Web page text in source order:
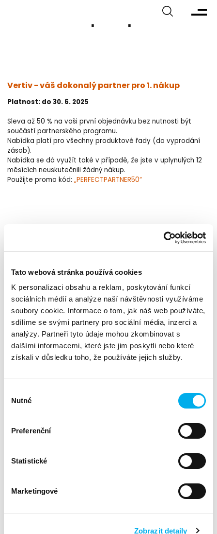
Tato webová stránka používá cookies
K personalizaci obsahu a reklam, poskytování funkcí
sociálních médií a analýze naší návštěvnosti využíváme
soubory cookie. Informace o tom, jak náš web používáte,
sdílíme se svými partnery pro sociální média, inzerci a
analýzy. Partneři tyto údaje mohou zkombinovat s
dalšími informacemi, které jste jim poskytli nebo které
získali v důsledku toho, že používáte jejich služby.
souhlasu
Nutné
Preferenční
Statistické
Marketingové
Zobrazit detaily
Promo akce pro 1. pol. 2025
Vertiv - váš dokonalý partner pro 1. nákup
​​​P​latnost: do 30. 6. 2025
Sleva až 50 % na vaši první objednávku bez nutnosti být
součástí partnerského programu.
Nabídka platí pro všechny produktové řady (do vyprodání
zásob).
Nabídka se dá využít také v případě, že jste v uplynulých 12
měsících neuskutečnili žádný nákup.
Použijte promo kód: „PERFECTPARTNER50“
Vertiv - váš dokonalý partner pro 2. nákup
P​latnost: do 30. 6. 2025
Sleva až 40 % na vaši další objednávku.
Nabídka platí pro všechny produktové řady (do vyprodání
zásob).
Použijte promo kód:„PERFECTPARTNER40“
umožňuje jednoduchým způsobem zajistit:
registrace projektu
marketingové a prodejní nástroje
školení a certifikace
produktové informace